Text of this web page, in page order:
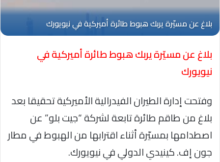
بلاغ عن مسيّرة يربك هبوط طائرة أميركية في
نيويورك
وفتحت إدارة الطيران الفيدرالية الأميركية تحقيقا بعد
بلاغ من طاقم طائرة تابعة لشركة “جيت بلو” عن
اصطدامها بمسيّرة أثناء اقترابها من الهبوط في مطار
جون إف. كينيدي الدولي في نيويورك.